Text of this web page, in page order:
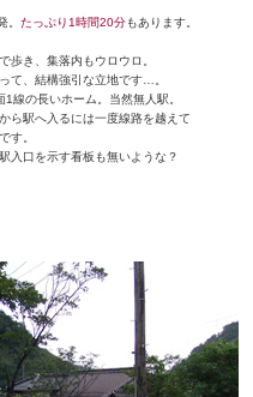
。 たっぷり1時間20分もあります。
歩き、集落内もウロウロ。
て、結構強引な立地です…。
線の長いホーム。当然無人駅。
ら駅へ入るには一度線路を越えて
す。
入口を示す看板も無いような？